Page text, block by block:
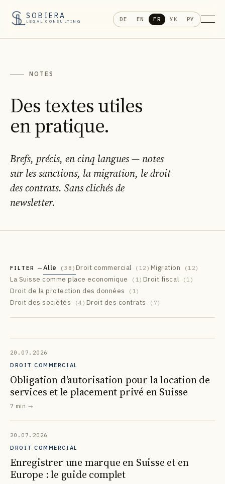
SOBIERA
LEGAL CONSULTING DE EN FR УК РУ
NOTES
Des textes utiles
en pratique.
Brefs, précis, en cinq langues — notes
sur les sanctions, la migration, le droit
des contrats. Sans clichés de
newsletter.
FILTER — Alle ( 38 ) Droit commercial ( 12) Migration ( 12)
La Suisse comme place economique ( 1) Droit fiscal ( 1 )
Droit de la protection des données ( 1)
Droit des sociétés (4 ) Droit des contrats ( 7)
20.07.2026
DROIT COMMERCIAL
Obligation d'autorisation pour la location de
services et le placement privé en Suisse
7 min →
20.07.2026
DROIT COMMERCIAL
Enregistrer une marque en Suisse et en
Europe : le guide complet